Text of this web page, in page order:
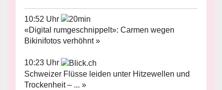
10:52 Uhr
«Digital rumgeschnippelt»: Carmen wegen
Bikinifotos verhöhnt »
10:23 Uhr
Schweizer Flüsse leiden unter Hitzewellen und
Trockenheit – ... »